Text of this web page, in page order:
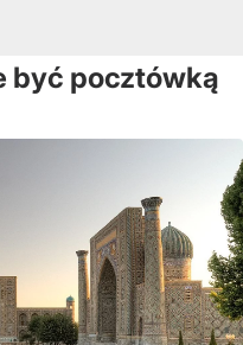
być pocztówką